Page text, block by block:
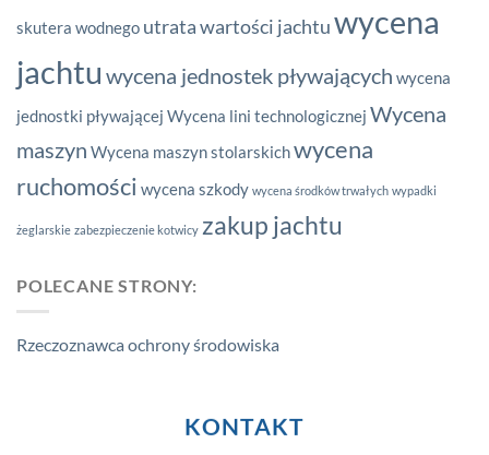
skutera wodnego utrata wartości jachtuwycena
jachtu wycena jednostek pływających wycena
jednostki pływającej Wycena lini technologicznej Wycena
maszyn Wycena maszyn stolarskichwycena
ruchomości wycena szkody wycena środków trwałych wypadki
żeglarskie zabezpieczenie kotwicy zakup jachtu
POLECANE STRONY:
Rzeczoznawca ochrony środowiska
KONTAKT